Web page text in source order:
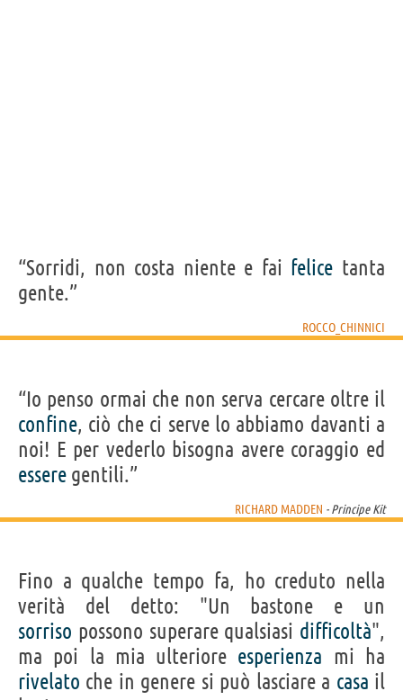
“Sorridi, non costa niente e fai felice tanta
gente.”
ROCCO_CHINNICI
“Io penso ormai che non serva cercare oltre il
confine, ciò che ci serve lo abbiamo davanti a
noi! E per vederlo bisogna avere coraggio ed
essere gentili.”
RICHARD MADDEN - Principe Kit
Fino a qualche tempo fa, ho creduto nella
verità del detto: "Un bastone e un
sorriso possono superare qualsiasi difficoltà",
ma poi la mia ulteriore esperienza mi ha
rivelato che in genere si può lasciare a casa il